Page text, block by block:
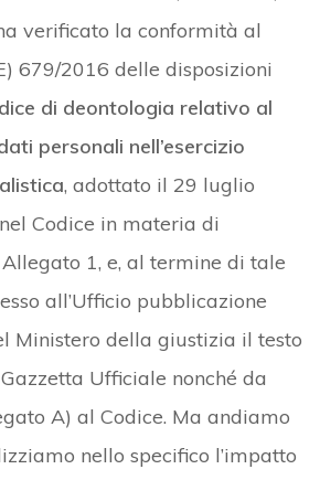
verificato la conformità al
679/2016 delle disposizioni
di deontologia relativo al
personali nell’esercizio
, adottato il 29 luglio
Codice in materia di
1, e, al termine di tale
all’Ufficio pubblicazione
Ministero della giustizia il testo
Ufficiale nonché da
A) al Codice. Ma andiamo
nello specifico l’impatto